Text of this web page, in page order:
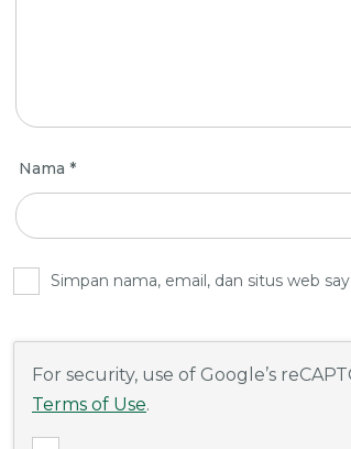
Nama *
Simpan nama, email, dan situs web
For security, use of Google’s
Terms of Use.